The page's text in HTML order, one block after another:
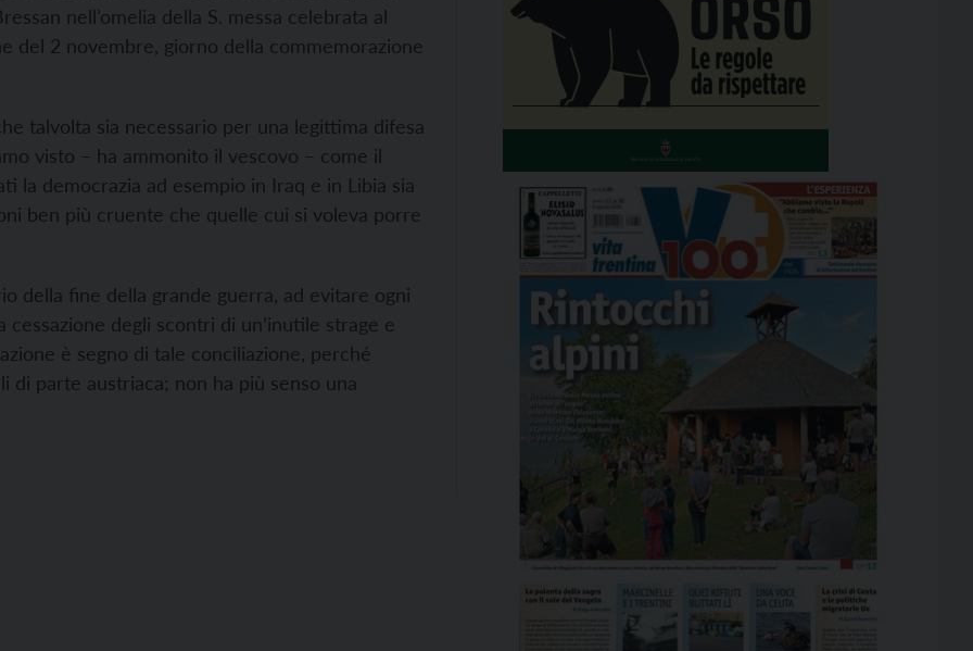
nell’omelia della S. messa celebrata al
del 2 novembre, giorno della commemorazione
talvolta sia necessario per una legittima difesa
visto – ha ammonito il vescovo – come il
democrazia ad esempio in Iraq e in Libia sia
ben più cruente che quelle cui si voleva porre
della fine della grande guerra, ad evitare ogni
degli scontri di un’inutile strage e
è segno di tale conciliazione, perché
parte austriaca; non ha più senso una